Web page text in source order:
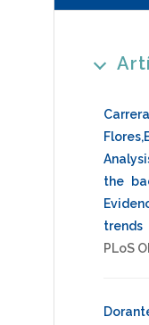
the
PLoS